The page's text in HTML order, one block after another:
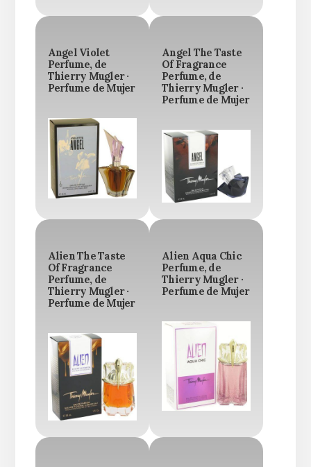
Angel Violet
Perfume, de
Thierry Mugler ·
Perfume de Mujer
Angel The Taste
Of Fragrance
Perfume, de
Thierry Mugler ·
Perfume de Mujer
Alien The Taste
Of Fragrance
Perfume, de
Thierry Mugler ·
Perfume de Mujer
Alien Aqua Chic
Perfume, de
Thierry Mugler ·
Perfume de Mujer